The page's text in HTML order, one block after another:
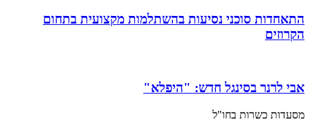
התאחדות סוכני נסיעות בהשתלמות מקצועית בתחום
הקרוזים
אבי לרנר בסינגל חדש: "היפלא"
מסעדות כשרות בחו"ל